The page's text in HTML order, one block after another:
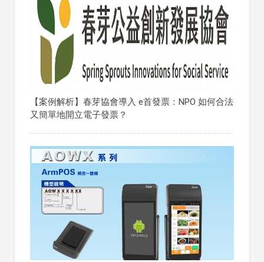
【案例解析】春芽協會導入 e首發票：NPO 如何合法
又簡單地開立電子發票？